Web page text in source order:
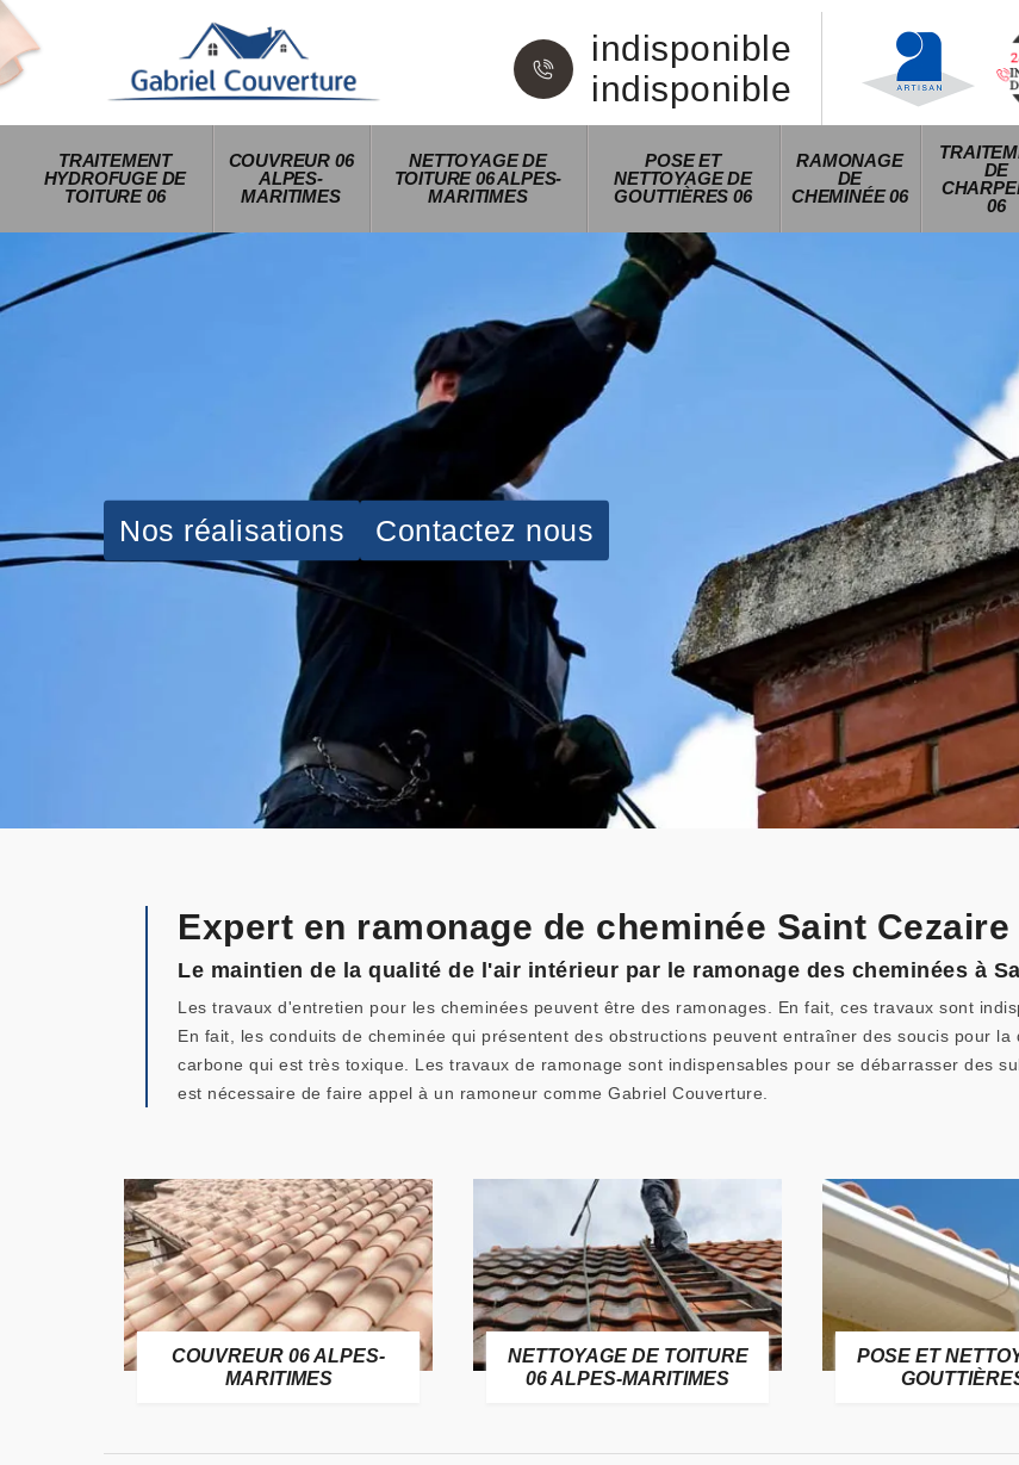
indisponible
indisponible
TRAITEMENT
HYDROFUGE DE
TOITURE 06
COUVREUR 06
ALPES-
MARITIMES
NETTOYAGE DE
TOITURE 06 ALPES-
MARITIMES
POSE ET
NETTOYAGE DE
GOUTTIÈRES 06
RAMONAGE
DE
CHEMINÉE 06
DE
06
Nos réalisations Contactez nous
Expert en ramonage de cheminée Saint Cezaire
Le maintien de la qualité de l'air intérieur par le ramonage des cheminées à
Les travaux d'entretien pour les cheminées peuvent être des ramonages. En fait, ces travaux sont
En fait, les conduits de cheminée qui présentent des obstructions peuvent entraîner des soucis pour
carbone qui est très toxique. Les travaux de ramonage sont indispensables pour se débarrasser des
est nécessaire de faire appel à un ramoneur comme Gabriel Couverture.
COUVREUR 06 ALPES-
MARITIMES
NETTOYAGE DE TOITURE
06 ALPES-MARITIMES
POSE ET